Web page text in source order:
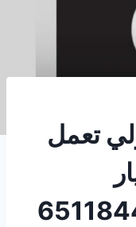
تعمل